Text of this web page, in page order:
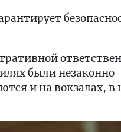
были незаконно
и на вокзалах, в